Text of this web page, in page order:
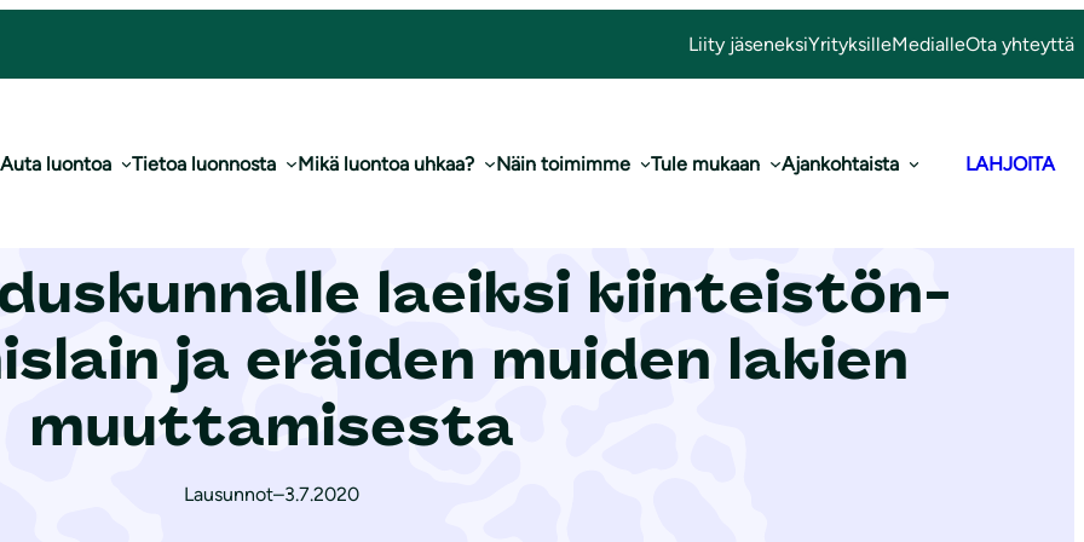
Liity jäseneksiYrityksilleMedialleOta yhteyttä
Auta luontoa Tietoa luonnosta Mikä luontoa uhkaa? Näin toimimme Tule mukaan Ajankohtaista LAHJOITA
kiin­teis­tön­muo­dos­ta­mis­lain ja eräiden muiden lakien muuttamisesta
laeiksi kiin­teis­tön­
ja eräiden muiden lakien
muuttamisesta
Lausunnot–3.7.2020